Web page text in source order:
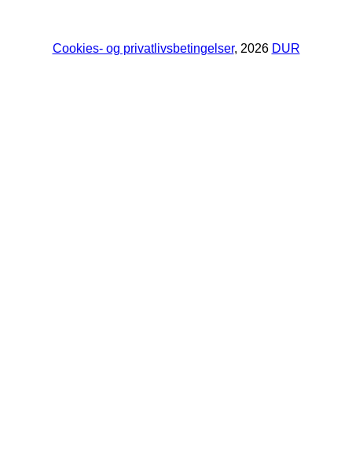
Cookies- og privatlivsbetingelser, 2026 DUR